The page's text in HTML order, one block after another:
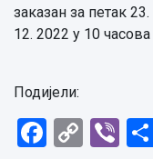
заказан за петак
12. 2022 у 10 часова
Подијели:
Copy